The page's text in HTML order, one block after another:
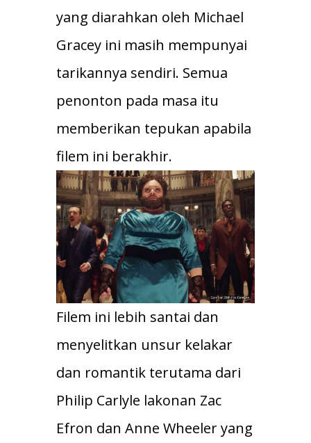
yang diarahkan oleh Michael
Gracey ini masih mempunyai
tarikannya sendiri. Semua
penonton pada masa itu
memberikan tepukan apabila
filem ini berakhir.
Filem ini lebih santai dan
menyelitkan unsur kelakar
dan romantik terutama dari
Philip Carlyle lakonan Zac
Efron dan Anne Wheeler yang